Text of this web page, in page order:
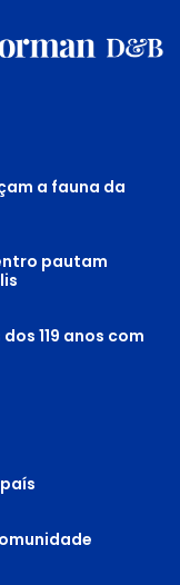
a fauna da
pautam
119 anos com